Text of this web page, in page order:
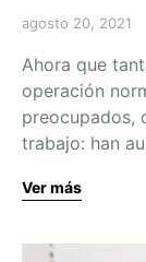
agosto 20, 2021
Ahora que
operación
preocupados,
trabajo: han
Ver más